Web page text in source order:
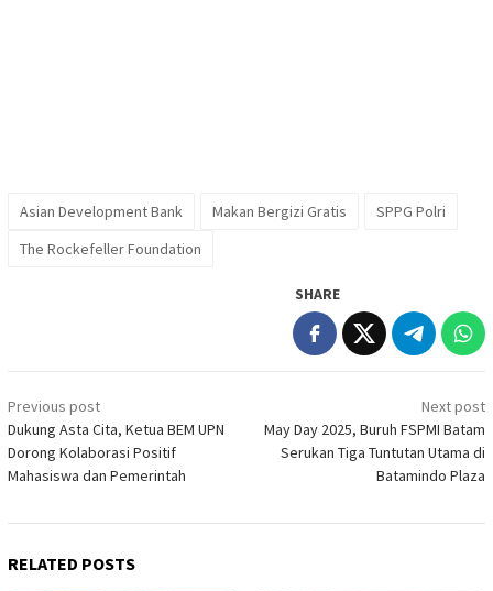
Asian Development Bank Makan Bergizi Gratis
SPPG Polri
The Rockefeller Foundation
SHARE
Post
navigation
Previous post
Dukung Asta Cita, Ketua BEM UPN
Dorong Kolaborasi Positif
Mahasiswa dan Pemerintah
Next post
May Day 2025, Buruh FSPMI Batam
Serukan Tiga Tuntutan Utama di
Batamindo Plaza
RELATED POSTS